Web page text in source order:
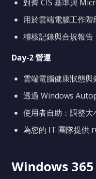
對齊 CIS 基準與
用於雲端電腦工作
稽核記錄與合規報告
Day-2 營運
雲端電腦健康狀態
透過 Windows
使用者自助：調整
為您的 IT 團隊提供
Windows 365